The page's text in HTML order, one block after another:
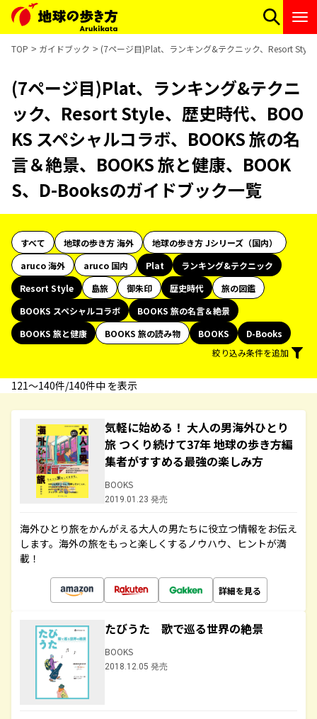
TOP ガイドブック (7ページ目)Plat、ランキング&テクニック、Resort
(7ページ目)Plat、ランキング&テクニ
ック、Resort Style、歴史時代、BOO
KS スペシャルコラボ、BOOKS 旅の名
言＆絶景、BOOKS 旅と健康、BOOK
S、D-Booksのガイドブック一覧
すべて 地球の歩き方 海外
地球の歩き方 Jシリーズ（国内）
aruco 海外
aruco 国内 Plat
ランキング&テクニック
Resort Style
島旅 御朱印 歴史時代
旅の図鑑
BOOKS スペシャルコラボ
BOOKS 旅の名言＆絶景
BOOKS 旅と健康
BOOKS 旅の読み物 BOOKS
D-Books
絞り込み条件を追加
121〜140件/140件中 を表示
気軽に始める！ 大人の男海外ひとり
旅 つくり続けて37年 地球の歩き方編
集者がすすめる最強の楽しみ方
BOOKS
2019.01.23 発売
海外ひとり旅をかんがえる大人の男たちに役立つ情報をお伝え
します。海外の旅をもっと楽しくするノウハウ、ヒントが満
載！
詳細を見る
たびうた 歌で巡る世界の絶景
BOOKS
2018.12.05 発売